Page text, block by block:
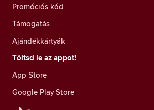
Promóciós kód
Támogatás
Ajándékkártyák
Töltsd le az appot!
App Store
Google Play Store